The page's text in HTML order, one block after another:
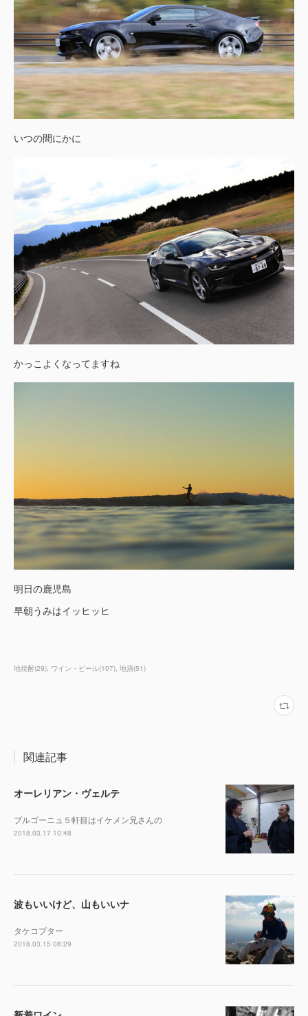
いつの間にかに
かっこよくなってますね
明日の鹿児島
早朝うみはイッヒッヒ
地焼酎(29) ワイン・ビール(107) 地酒(51)
関連記事
オーレリアン・ヴェルテ
ブルゴーニュ５軒目はイケメン兄さんの
2018.03.17 10:48
波もいいけど、山もいいナ
タケコプター
2018.03.15 08:29